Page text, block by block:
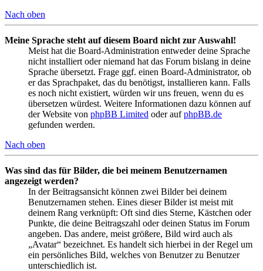
Nach oben
Meine Sprache steht auf diesem Board nicht zur Auswahl!
Meist hat die Board-Administration entweder deine Sprache
nicht installiert oder niemand hat das Forum bislang in deine
Sprache übersetzt. Frage ggf. einen Board-Administrator, ob
er das Sprachpaket, das du benötigst, installieren kann. Falls
es noch nicht existiert, würden wir uns freuen, wenn du es
übersetzen würdest. Weitere Informationen dazu können auf
der Website von phpBB Limited oder aufphpBB.de
gefunden werden.
Nach oben
Was sind das für Bilder, die bei meinem Benutzernamen
angezeigt werden?
In der Beitragsansicht können zwei Bilder bei deinem
Benutzernamen stehen. Eines dieser Bilder ist meist mit
deinem Rang verknüpft: Oft sind dies Sterne, Kästchen oder
Punkte, die deine Beitragszahl oder deinen Status im Forum
angeben. Das andere, meist größere, Bild wird auch als
„Avatar“ bezeichnet. Es handelt sich hierbei in der Regel um
ein persönliches Bild, welches von Benutzer zu Benutzer
unterschiedlich ist.